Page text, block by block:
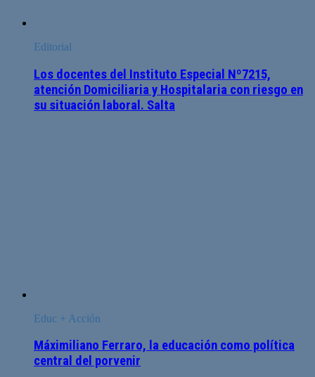
Editorial
Los docentes del Instituto Especial Nº7215,
atención Domiciliaria y Hospitalaria con riesgo en
su situación laboral. Salta
Educ + Acción
Máximiliano Ferraro, la educación como política
central del porvenir